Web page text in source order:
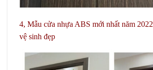
4, Mẫu cửa nhựa ABS mới nhất năm 2022
vệ sinh đẹp